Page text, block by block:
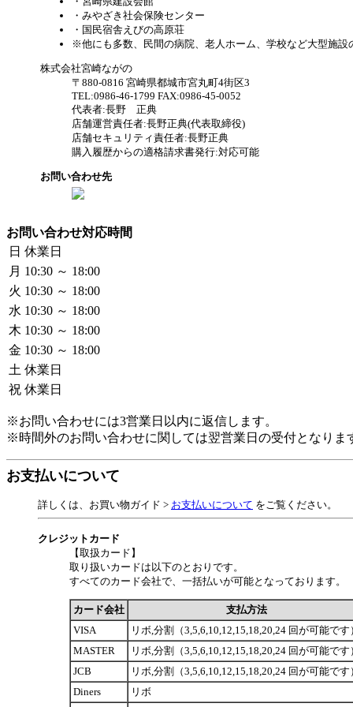
・みやざき社会保険センター
・国民宿舎えびの高原荘
※他にも多数、民間の病院、老人ホーム、学校など大型施設
株式会社宮崎ながの
〒880-0816 宮崎県都城市宮丸町4街区3
TEL:0986-46-1799 FAX:0986-45-0052
代表者:長野 正典
店舗運営責任者:長野正典(代表取締役)
店舗セキュリティ責任者:長野正典
購入履歴からの適格請求書発行:対応可能
お問い合わせ先
お問い合わせ対応時間
日 休業日
月 10:30 ～ 18:00
火 10:30 ～ 18:00
水 10:30 ～ 18:00
木 10:30 ～ 18:00
金 10:30 ～ 18:00
土 休業日
祝 休業日
※お問い合わせには3営業日以内に返信します。
※時間外のお問い合わせに関しては翌営業日の受付となりま
お支払いについて
詳しくは、お買い物ガイド > お支払いについて をご覧ください。
クレジットカード
【取扱カード】
取り扱いカードは以下のとおりです。
すべてのカード会社で、一括払いが可能となっております。
カード会社
支払方法
VISA
リボ,分割（3,5,6,10,12,15,18,20,24 回が可能です
MASTER
リボ,分割（3,5,6,10,12,15,18,20,24 回が可能です
JCB
リボ,分割（3,5,6,10,12,15,18,20,24 回が可能です
Diners
リボ